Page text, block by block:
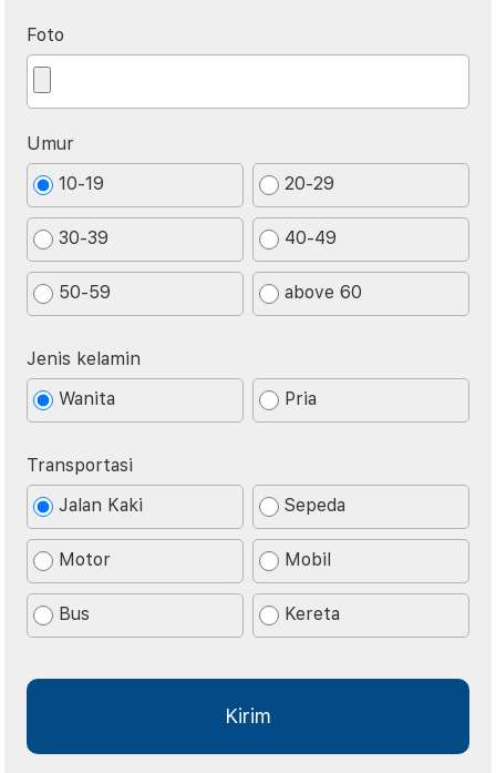
Foto
Umur
10-19
20-29
30-39 40-49
50-59 above 60
Jenis kelamin
Wanita
Pria
Transportasi
Jalan Kaki
Sepeda
Motor Mobil
Bus Kereta